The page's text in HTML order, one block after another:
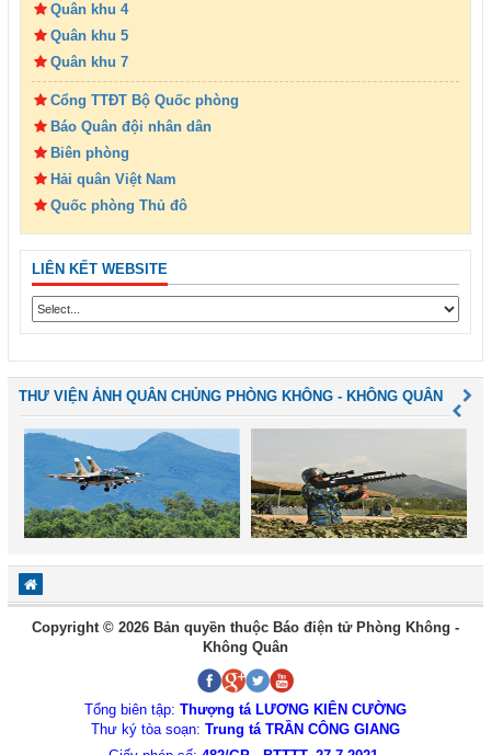
Quân khu 4
Quân khu 5
Quân khu 7
Cổng TTĐT Bộ Quốc phòng
Báo Quân đội nhân dân
Biên phòng
Hải quân Việt Nam
Quốc phòng Thủ đô
LIÊN KẾT WEBSITE
THƯ VIỆN ẢNH QUÂN CHỦNG PHÒNG KHÔNG - KHÔNG QUÂN
Copyright © 2026 Bản quyền thuộc Báo điện tử Phòng Không -
Không Quân
Tổng biên tập: Thượng tá LƯƠNG KIÊN CƯỜNG
Thư ký tòa soạn: Trung tá TRẦN CÔNG GIANG